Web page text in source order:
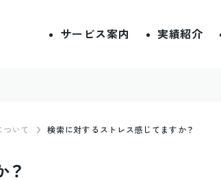
サービス案内 実績紹介
ついて 検索に対するストレス感じてますか？
？